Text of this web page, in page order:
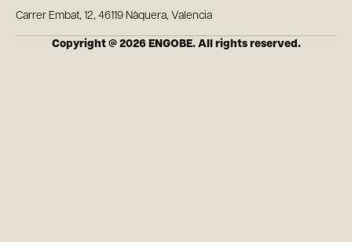
Carrer Embat, 12, 46119 Nàquera, Valencia
Copyright @ 2026 ENGOBE. All rights reserved.